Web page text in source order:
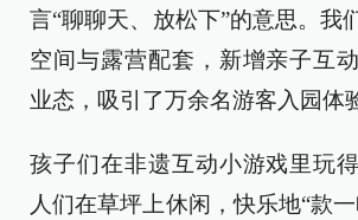
言“聊聊天、放松下”的意思。我
空间与露营配套，新增亲子互
业态，吸引了万余名游客入园体
孩子们在非遗互动小游戏里玩
人们在草坪上休闲，快乐地“款